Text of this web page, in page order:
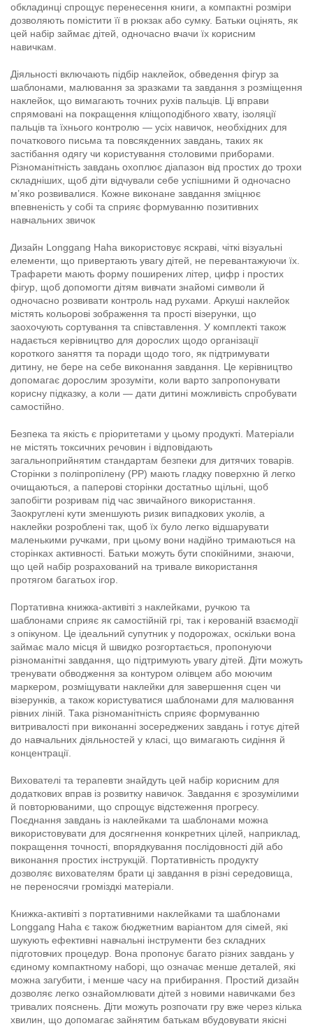
обкладинці спрощує перенесення книги, а компактні розміри
дозволяють помістити її в рюкзак або сумку. Батьки оцінять, як
цей набір займає дітей, одночасно вчачи їх корисним
навичкам.
Діяльності включають підбір наклейок, обведення фігур за
шаблонами, малювання за зразками та завдання з розміщення
наклейок, що вимагають точних рухів пальців. Ці вправи
спрямовані на покращення кліщоподібного хвату, ізоляції
пальців та їхнього контролю — усіх навичок, необхідних для
початкового письма та повсякденних завдань, таких як
застібання одягу чи користування столовими приборами.
Різноманітність завдань охоплює діапазон від простих до трохи
складніших, щоб діти відчували себе успішними й одночасно
м’яко розвивалися. Кожне виконане завдання зміцнює
впевненість у собі та сприяє формуванню позитивних
навчальних звичок
Дизайн Longgang Haha використовує яскраві, чіткі візуальні
елементи, що привертають увагу дітей, не перевантажуючи їх.
Трафарети мають форму поширених літер, цифр і простих
фігур, щоб допомогти дітям вивчати знайомі символи й
одночасно розвивати контроль над рухами. Аркуші наклейок
містять кольорові зображення та прості візерунки, що
заохочують сортування та співставлення. У комплекті також
надається керівництво для дорослих щодо організації
короткого заняття та поради щодо того, як підтримувати
дитину, не бере на себе виконання завдання. Це керівництво
допомагає дорослим зрозуміти, коли варто запропонувати
корисну підказку, а коли — дати дитині можливість спробувати
самостійно.
Безпека та якість є пріоритетами у цьому продукті. Матеріали
не містять токсичних речовин і відповідають
загальноприйнятим стандартам безпеки для дитячих товарів.
Сторінки з поліпропілену (PP) мають гладку поверхню й легко
очищаються, а паперові сторінки достатньо щільні, щоб
запобігти розривам під час звичайного використання.
Заокруглені кути зменшують ризик випадкових уколів, а
наклейки розроблені так, щоб їх було легко відшарувати
маленькими ручками, при цьому вони надійно тримаються на
сторінках активності. Батьки можуть бути спокійними, знаючи,
що цей набір розрахований на тривале використання
протягом багатьох ігор.
Портативна книжка-активіті з наклейками, ручкою та
шаблонами сприяє як самостійній грі, так і керованій взаємодії
з опікуном. Це ідеальний супутник у подорожах, оскільки вона
займає мало місця й швидко розгортається, пропонуючи
різноманітні завдання, що підтримують увагу дітей. Діти можуть
тренувати обводження за контуром олівцем або моючим
маркером, розміщувати наклейки для завершення сцен чи
візерунків, а також користуватися шаблонами для малювання
рівних ліній. Така різноманітність сприяє формуванню
витривалості при виконанні зосереджених завдань і готує дітей
до навчальних діяльностей у класі, що вимагають сидіння й
концентрації.
Вихователі та терапевти знайдуть цей набір корисним для
додаткових вправ із розвитку навичок. Завдання є зрозумілими
й повторюваними, що спрощує відстеження прогресу.
Поєднання завдань із наклейками та шаблонами можна
використовувати для досягнення конкретних цілей, наприклад,
покращення точності, впорядкування послідовності дій або
виконання простих інструкцій. Портативність продукту
дозволяє вихователям брати ці завдання в різні середовища,
не переносячи громіздкі матеріали.
Книжка-активіті з портативними наклейками та шаблонами
Longgang Haha є також бюджетним варіантом для сімей, які
шукують ефективні навчальні інструменти без складних
підготовчих процедур. Вона пропонує багато різних завдань у
єдиному компактному наборі, що означає менше деталей, які
можна загубити, і менше часу на прибирання. Простий дизайн
дозволяє легко ознайомлювати дітей з новими навичками без
тривалих пояснень. Діти можуть розпочати гру вже через кілька
хвилин, що допомагає зайнятим батькам вбудовувати якісні